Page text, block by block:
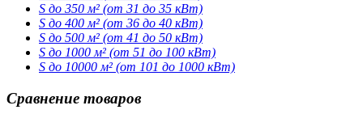
S до 350 м² (от 31 до 35 кВт)
S до 400 м² (от 36 до 40 кВт)
S до 500 м² (от 41 до 50 кВт)
S до 1000 м² (от 51 до 100 кВт)
S до 10000 м² (от 101 до 1000 кВт)
Сравнение товаров